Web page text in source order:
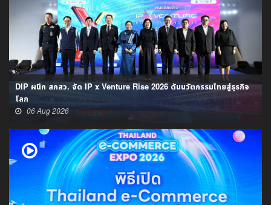
DIP ผนึก สกสว. จัด IP x Venture Rise 2026 ดันนวัตกรรมไทยสู่ธุรกิจ
โลก
06 Aug 2026